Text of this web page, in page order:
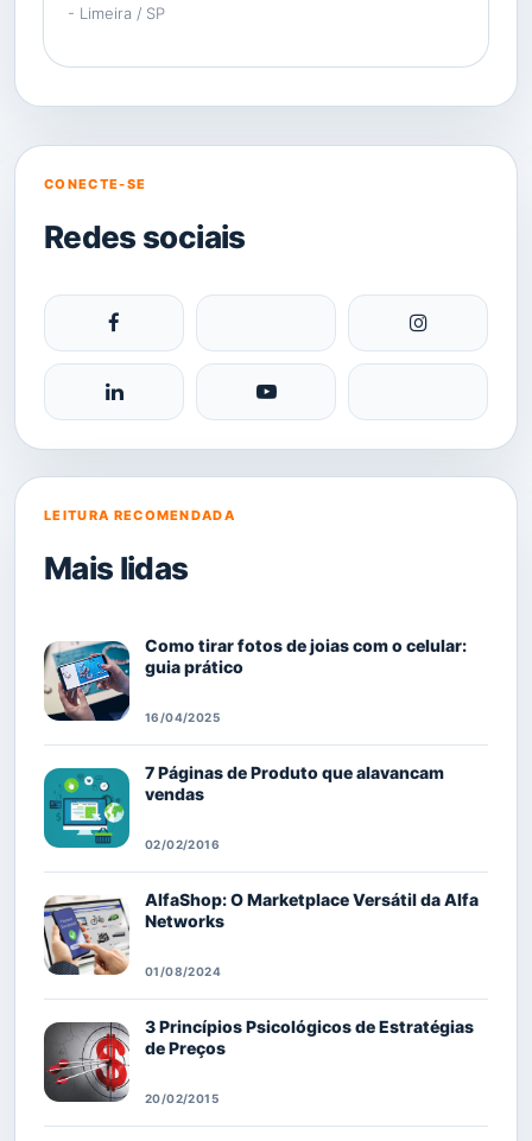
- Limeira / SP
CONECTE-SE
Redes sociais
LEITURA RECOMENDADA
Mais lidas
Como tirar fotos de joias com o celular:
guia prático
16/04/2025
7 Páginas de Produto que alavancam
vendas
02/02/2016
AlfaShop: O Marketplace Versátil da Alfa
Networks
01/08/2024
3 Princípios Psicológicos de Estratégias
de Preços
20/02/2015